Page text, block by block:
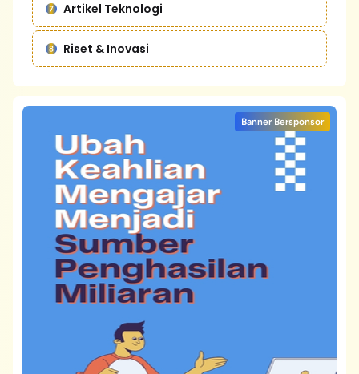
Artikel Teknologi
Riset & Inovasi
Banner Bersponsor